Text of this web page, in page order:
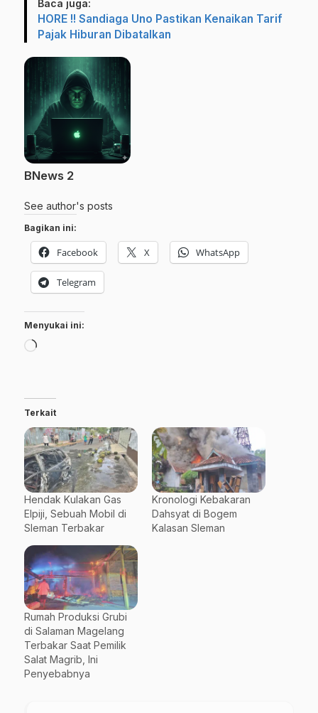
Baca juga:
HORE !! Sandiaga Uno Pastikan Kenaikan Tarif
Pajak Hiburan Dibatalkan
BNews 2
See author's posts
Bagikan ini:
Facebook X WhatsApp
Telegram
Menyukai ini:
Memuat...
Terkait
Hendak Kulakan Gas
Elpiji, Sebuah Mobil di
Sleman Terbakar
Kronologi Kebakaran
Dahsyat di Bogem
Kalasan Sleman
Rumah Produksi Grubi
di Salaman Magelang
Terbakar Saat Pemilik
Salat Magrib, Ini
Penyebabnya